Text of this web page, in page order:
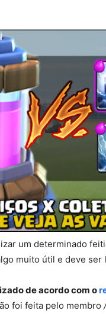
um determinado
muito útil e deve ser
de acordo com o
foi feita pelo membro